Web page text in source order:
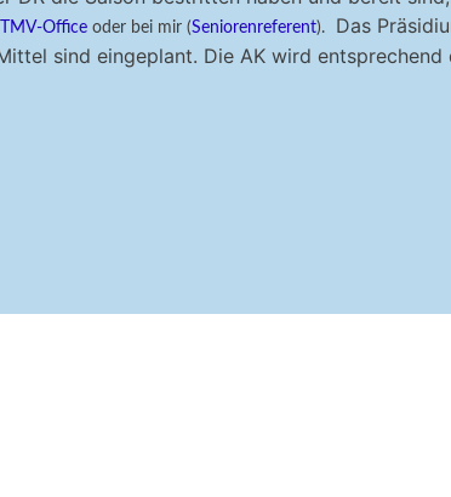
TMV-Office oder bei mir (Seniorenreferent).
Das
sind eingeplant. Die AK wird entsprechend